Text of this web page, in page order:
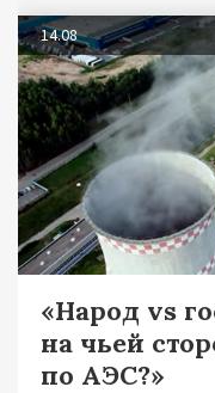
14.08
«Народ vs
на чьей
по АЭС?»